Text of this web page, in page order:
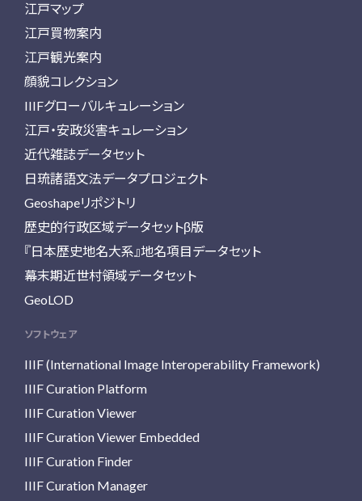
江戸マップ
江戸買物案内
江戸観光案内
顔貌コレクション
IIIFグローバルキュレーション
江戸・安政災害キュレーション
近代雑誌データセット
日琉諸語文法データプロジェクト
Geoshapeリポジトリ
歴史的行政区域データセットβ版
『日本歴史地名大系』地名項目データセット
幕末期近世村領域データセット
GeoLOD
ソフトウェア
IIIF (International Image Interoperability Framework)
IIIF Curation Platform
IIIF Curation Viewer
IIIF Curation Viewer Embedded
IIIF Curation Finder
IIIF Curation Manager